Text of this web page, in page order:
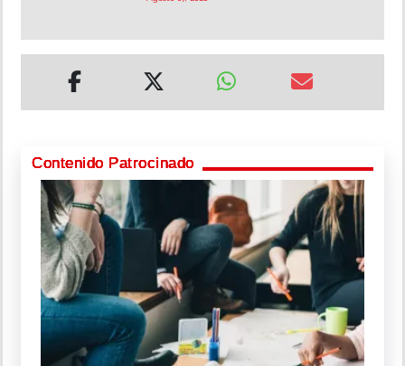
Contenido Patrocinado